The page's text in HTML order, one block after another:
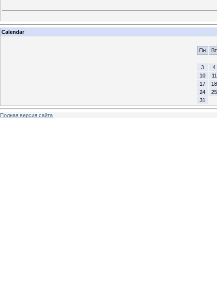
Calendar
Пн
Вт
3
4
10
11
17
18
24
25
31
Полная версия сайта